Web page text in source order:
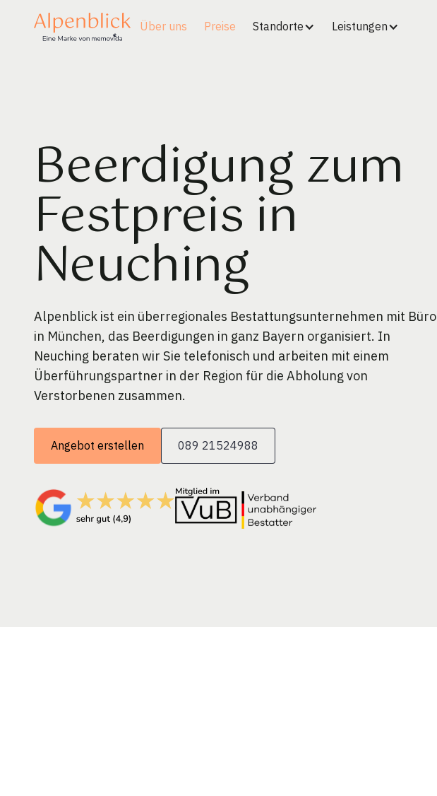
Über uns Preise Standorte Leistungen
Beerdigung zum
Festpreis in
Neuching
Alpenblick ist ein überregionales Bestattungsunternehmen mit Büro
in München, das Beerdigungen in ganz Bayern organisiert. In
Neuching beraten wir Sie telefonisch und arbeiten mit einem
Überführungspartner in der Region für die Abholung von
Verstorbenen zusammen.
Angebot erstellen 089 21524988